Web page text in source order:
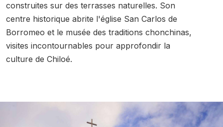
construites sur des terrasses naturelles. Son
centre historique abrite l'église San Carlos de
Borromeo et le musée des traditions chonchinas,
visites incontournables pour approfondir la
culture de Chiloé.